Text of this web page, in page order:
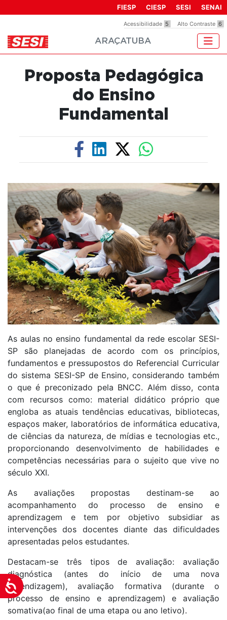
inclui
um
sistema
Acessibilidade
Acessibilidade 5 Alto Contraste 6
FIESP CIESP SESI SENAI
ARAÇATUBA
Proposta Pedagógica
do Ensino
Fundamental
As aulas no ensino fundamental da rede escolar SESI-
SP são planejadas de acordo com os princípios,
fundamentos e pressupostos do Referencial Curricular
do sistema SESI-SP de Ensino, considerando também
o que é preconizado pela BNCC. Além disso, conta
com recursos como: material didático próprio que
engloba as atuais tendências educativas, bibliotecas,
espaços maker, laboratórios de informática educativa,
de ciências da natureza, de mídias e tecnologias etc.,
proporcionando desenvolvimento de habilidades e
competências necessárias para o sujeito que vive no
século XXI.
As avaliações propostas destinam-se ao
acompanhamento do processo de ensino e
aprendizagem e tem por objetivo subsidiar as
intervenções dos docentes diante das dificuldades
apresentadas pelos estudantes.
Destacam-se três tipos de avaliação: avaliação
diagnóstica (antes do início de uma nova
aprendizagem), avaliação formativa (durante o
processo de ensino e aprendizagem) e avaliação
somativa(ao final de uma etapa ou ano letivo).